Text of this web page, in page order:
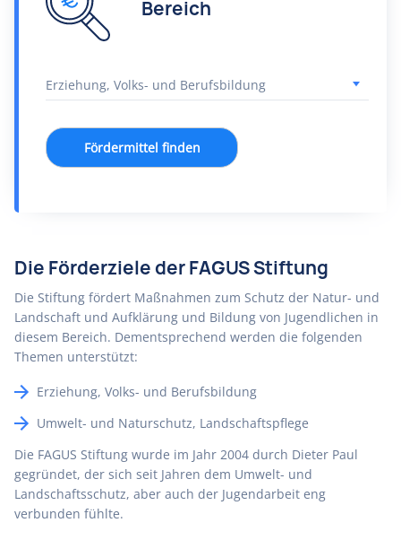
Bereich
Fördermittel finden
Die Förderziele der FAGUS Stiftung
Die Stiftung fördert Maßnahmen zum Schutz der Natur- und
Landschaft und Aufklärung und Bildung von Jugendlichen in
diesem Bereich. Dementsprechend werden die folgenden
Themen unterstützt:
Erziehung, Volks- und Berufsbildung
Umwelt- und Naturschutz, Landschaftspflege
Die FAGUS Stiftung wurde im Jahr 2004 durch Dieter Paul
gegründet, der sich seit Jahren dem Umwelt- und
Landschaftsschutz, aber auch der Jugendarbeit eng
verbunden fühlte.